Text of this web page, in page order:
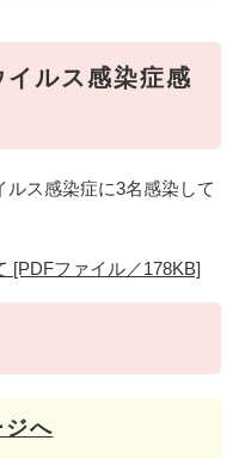
ルス感染症感
ス感染症に3名感染して
[PDFファイル／178KB]
ジへ